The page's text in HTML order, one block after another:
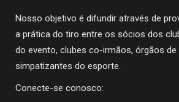
Nosso objetivo é difundir através de
a prática do tiro entre os sócios dos
do evento, clubes co-irmãos, órgãos de
simpatizantes do esporte.
Conecte-se conosco: